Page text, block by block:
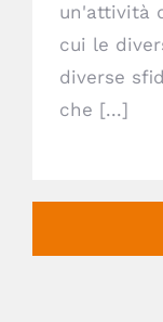
un'attività
cui le
diverse
che [...]